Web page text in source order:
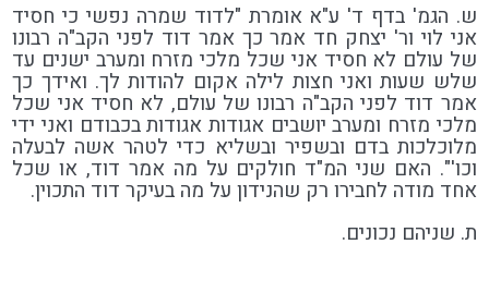
ש. הגמ' בדף ד' ע"א אומרת "לדוד שמרה נפשי כי חסיד
אני לוי ור' יצחק חד אמר כך אמר דוד לפני הקב"ה רבונו
של עולם לא חסיד אני שכל מלכי מזרח ומערב ישנים עד
שלש שעות ואני חצות לילה אקום להודות לך. ואידך כך
אמר דוד לפני הקב"ה רבונו של עולם, לא חסיד אני שכל
מלכי מזרח ומערב יושבים אגודות אגודות בכבודם ואני ידי
מלוכלכות בדם ובשפיר ובשליא כדי לטהר אשה לבעלה
וכו'". האם שני המ"ד חולקים על מה אמר דוד, או שכל
אחד מודה לחבירו רק שהנידון על מה בעיקר דוד התכוין.
ת. שניהם נכונים.